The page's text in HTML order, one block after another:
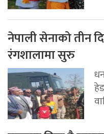
नेपाली सेनाको तीन
रंगशालामा सुरु